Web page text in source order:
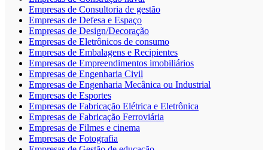
Empresas de Consultoria de gestão
Empresas de Defesa e Espaço
Empresas de Design/Decoração
Empresas de Eletrônicos de consumo
Empresas de Embalagens e Recipientes
Empresas de Empreendimentos imobiliários
Empresas de Engenharia Civil
Empresas de Engenharia Mecânica ou Industrial
Empresas de Esportes
Empresas de Fabricação Elétrica e Eletrônica
Empresas de Fabricação Ferroviária
Empresas de Filmes e cinema
Empresas de Fotografia